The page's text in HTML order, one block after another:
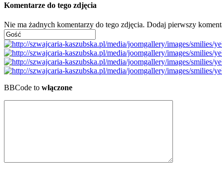
Komentarze do tego zdjęcia
Nie ma żadnych komentarzy do tego zdjęcia. Dodaj pierwszy
BBCode to włączone